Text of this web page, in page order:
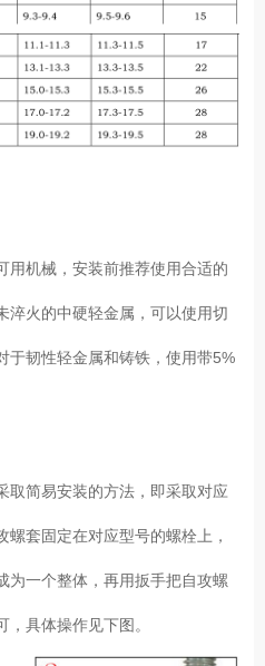
机械，安装前推荐使用合适的
淬火的中硬轻金属，可以使用切
于韧性轻金属和铸铁，使用带5%
简易安装的方法，即采取对应
套固定在对应型号的螺栓上，
为一个整体，再用扳手把自攻螺
具体操作见下图。